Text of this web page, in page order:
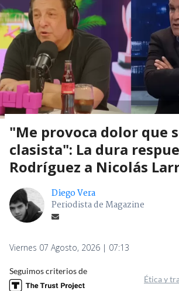
"Me provoca dolor que
clasista": La dura
Rodríguez a Nicolás
Diego Vera
Periodista de Magazine
Viernes 07 Agosto, 2026 | 07:13
Seguimos criterios de
Ética y